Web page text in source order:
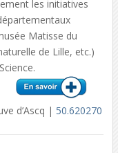
les initiatives
Matisse du
de Lille, etc.)
d’Ascq | 50.620270